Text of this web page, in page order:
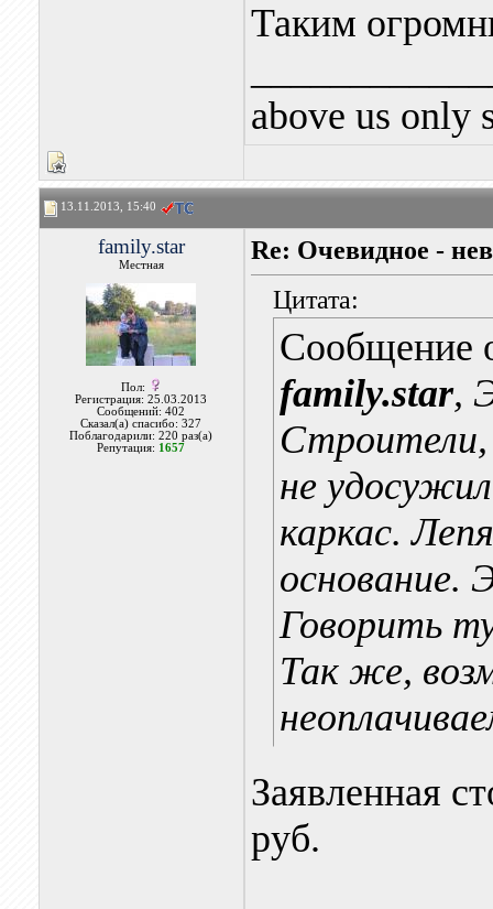
Таким
above us only
13.11.2013, 15:40
family.star
Местная
Пол:
Регистрация: 25.03.2013
Сообщений: 402
Сказал(а) спасибо: 327
Поблагодарили: 220 раз(а)
Репутация: 1657
Re: Очевидное -
Цитата:
Сообщение
family.star,
Строители,
не
каркас.
основание.
Говорить
Так же,
Заявленная
руб.